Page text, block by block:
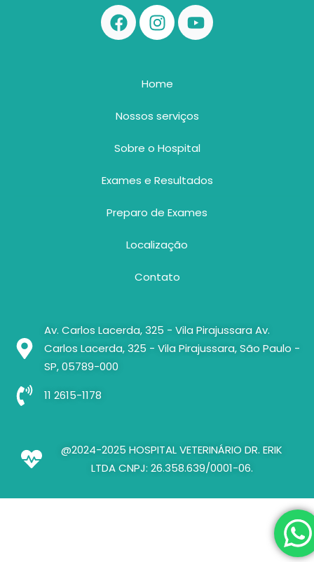
F
a
c
o
I
n
s
a
r
m
Y
o
u
e
Home
Nossos serviços
Sobre o Hospital
Exames e Resultados
Preparo de Exames
Localização
Contato
Av. Carlos Lacerda, 325 - Vila Pirajussara Av.
Carlos Lacerda, 325 - Vila Pirajussara, São Paulo -
SP, 05789-000
11 2615-1178
@2024-2025 HOSPITAL VETERINÁRIO DR. ERIK
LTDA CNPJ: 26.358.639/0001-06.